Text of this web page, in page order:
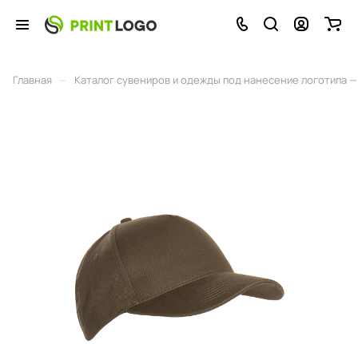
Главная Каталог сувениров и одежды под нанесение логотипа